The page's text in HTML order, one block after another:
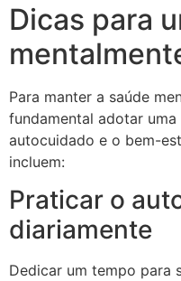
Dicas para
Para manter a saúde
fundamental adotar
autocuidado e o bem-
incluem:
Praticar o
diariamente
Dedicar um tempo para